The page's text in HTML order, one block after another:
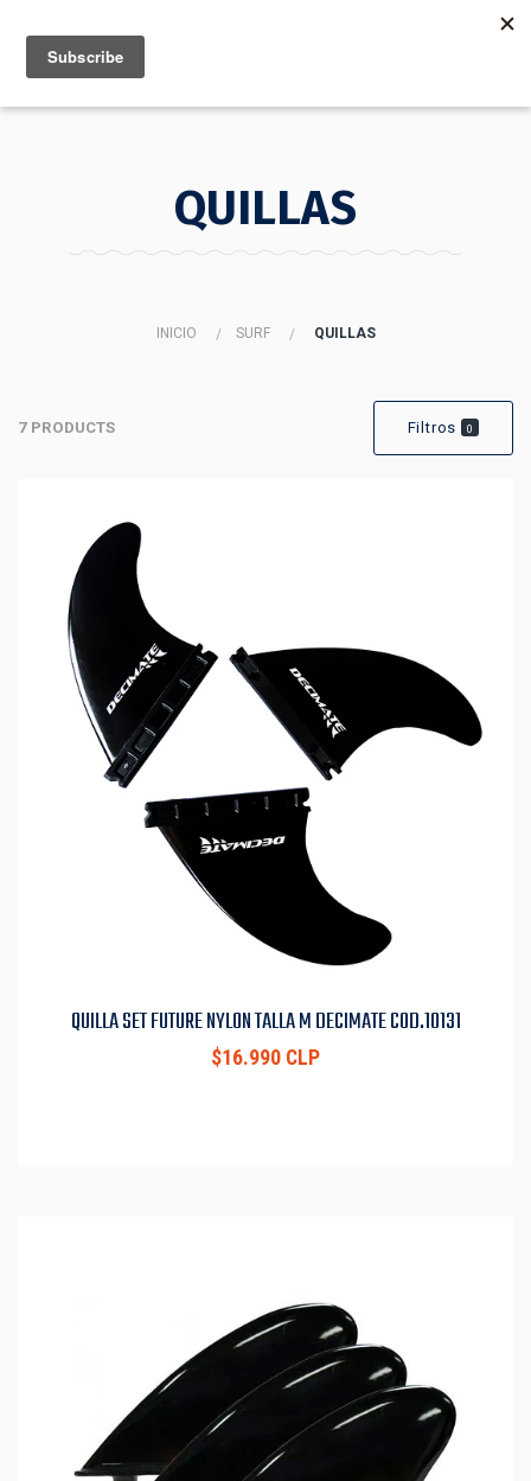
MENU
QUILLAS
INICIO SURF QUILLAS
7 PRODUCTS Filtros 0
QUILLA SET FUTURE NYLON TALLA M DECIMATE COD.10131
$16.990 CLP